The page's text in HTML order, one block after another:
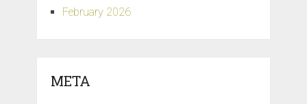
February 2026
META